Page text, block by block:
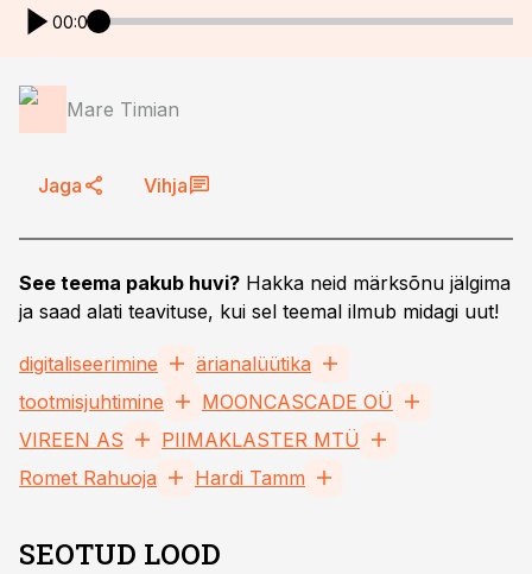
00:00
Mare Timian
Jaga Vihja
See teema pakub huvi? Hakka neid märksõnu jälgima
ja saad alati teavituse, kui sel teemal ilmub midagi uut!
digitaliseerimine
ärianalüütika
tootmisjuhtimine
MOONCASCADE OÜ
VIREEN AS
PIIMAKLASTER MTÜ
Romet Rahuoja
Hardi Tamm
SEOTUD LOOD